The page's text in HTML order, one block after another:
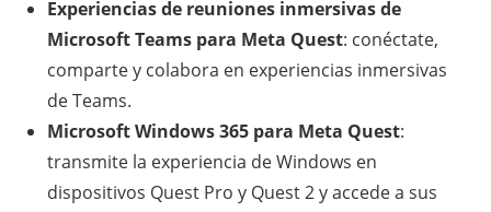
Experiencias de reuniones inmersivas de
Microsoft Teams para Meta Quest: conéctate,
comparte y colabora en experiencias inmersivas
de Teams.
Microsoft Windows 365 para Meta Quest:
transmite la experiencia de Windows en
dispositivos Quest Pro y Quest 2 y accede a sus